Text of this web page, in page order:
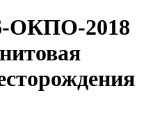
ОКПО-2018